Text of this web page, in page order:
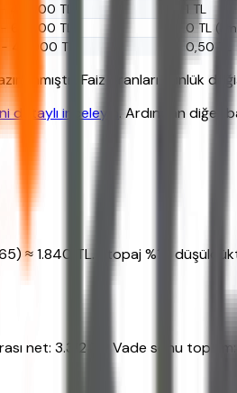
40.000 TL
1 TL
60.000 TL
0 TL
45.000 TL 0,50 TL
Faiz oranları günlük
detaylı inceleyin . Ardından diğer
≈ 1.840 TL. Stopaj %10
net: 3.312 TL. Vade sonu toplam: